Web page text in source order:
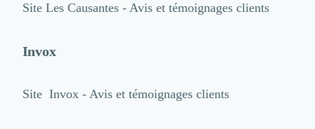
Site Les Causantes - Avis et témoignages clients
Invox
Site Invox - Avis et témoignages clients